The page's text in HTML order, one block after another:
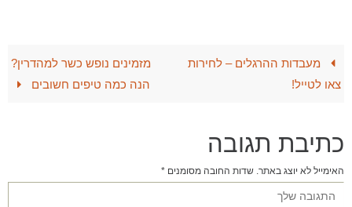
מעבדות ההרגלים – לחירות
צאו לטייל!
מזמינים נופש כשר למהדרין?
הנה כמה טיפים חשובים
כתיבת תגובה
האימייל לא יוצג באתר. שדות החובה מסומנים *